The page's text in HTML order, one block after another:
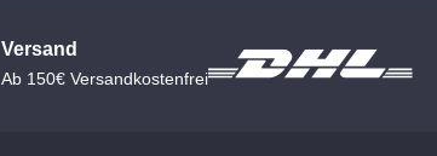
Versand
Ab 150€ Versandkostenfrei